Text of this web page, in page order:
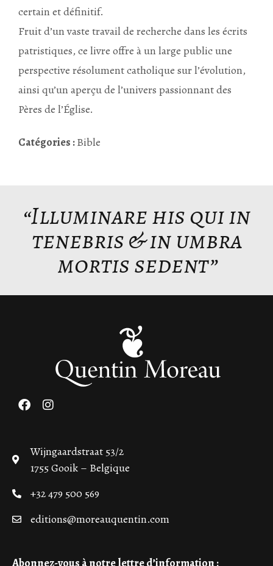
certain et définitif.
Fruit d’un vaste travail de recherche dans les écrits
patristiques, ce livre offre à un large public une
perspective résolument catholique sur l’évolution,
ainsi qu’un aperçu de l’univers passionnant des
Pères de l’Église.
Catégories :Bible
“Illuminare his qui in
tenebris & in umbra
mortis sedent”
Wijngaardstraat 53/2
1755 Gooik – Belgique
+32 479 500 569
editions@moreauquentin.com
Abonnez-vous à notre lettre d’information :